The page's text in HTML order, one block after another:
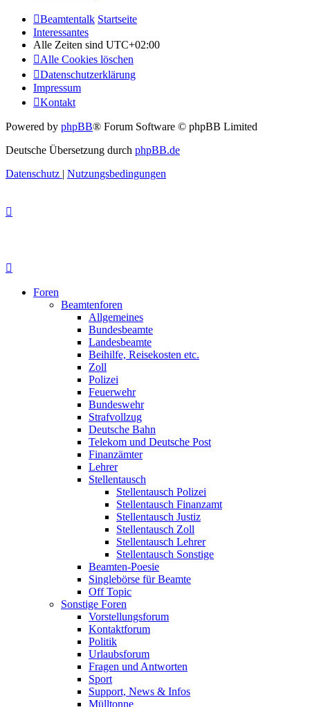
Beamtentalk Startseite
Interessantes
Alle Zeiten sind UTC+02:00
Alle Cookies löschen
Datenschutzerklärung
Impressum
Kontakt
Powered by phpBB® Forum Software © phpBB Limited
Deutsche Übersetzung durch phpBB.de
Datenschutz | Nutzungsbedingungen
Foren
Beamtenforen
Allgemeines
Bundesbeamte
Landesbeamte
Beihilfe, Reisekosten etc.
Zoll
Polizei
Feuerwehr
Bundeswehr
Strafvollzug
Deutsche Bahn
Telekom und Deutsche Post
Finanzämter
Lehrer
Stellentausch
Stellentausch Polizei
Stellentausch Finanzamt
Stellentausch Justiz
Stellentausch Zoll
Stellentausch Lehrer
Stellentausch Sonstige
Beamten-Poesie
Singlebörse für Beamte
Off Topic
Sonstige Foren
Vorstellungsforum
Kontaktforum
Politik
Urlaubsforum
Fragen und Antworten
Sport
Support, News & Infos
Mülltonne